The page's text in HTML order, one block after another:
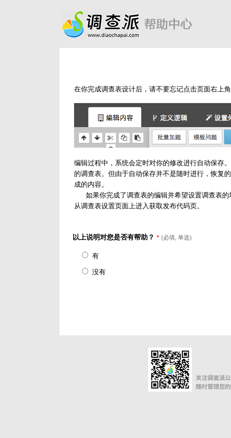
在你完成调查表设计后，请不要忘记点击页面右上
编辑过程中，系统会定时对你的修改进行自动保存
的调查表。但由于自动保存并不是随时进行，恢复
成的内容。
如果你完成了调查表的编辑并希望设置调查表的
从调查表设置页面上进入获取发布代码页。
以上说明对您是否有帮助？ * (必填, 单选)
有
没有